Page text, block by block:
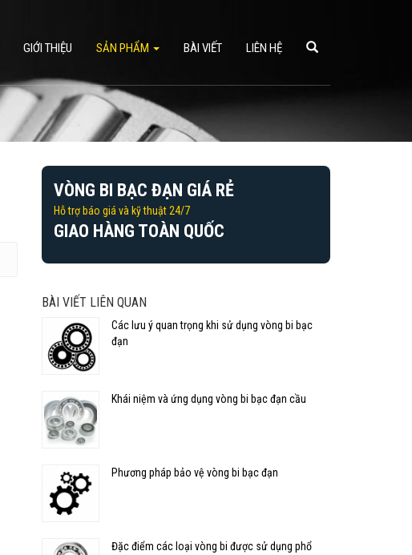
GIỚI THIỆU SẢN PHẨM BÀI VIẾT LIÊN HỆ
VÒNG BI BẠC ĐẠN GIÁ RẺ
Hỗ trợ báo giá và kỹ thuật 24/7
GIAO HÀNG TOÀN QUỐC
BÀI VIẾT LIÊN QUAN
Các lưu ý quan trọng khi sử dụng vòng bi bạc
đạn
Khái niệm và ứng dụng vòng bi bạc đạn cầu
Phương pháp bảo vệ vòng bi bạc đạn
Đặc điểm các loại vòng bi được sử dụng phổ